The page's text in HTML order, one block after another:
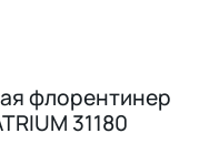
флорентинер
31180